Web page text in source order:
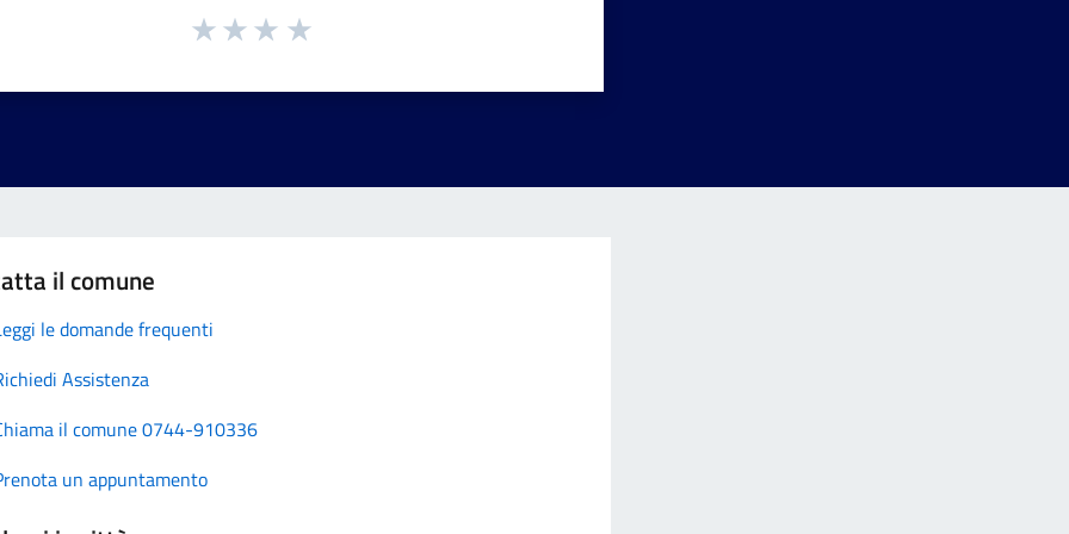
il comune
le domande frequenti
Assistenza
il comune 0744-910336
un appuntamento